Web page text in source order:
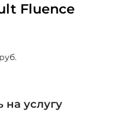
Fluence
на услугу